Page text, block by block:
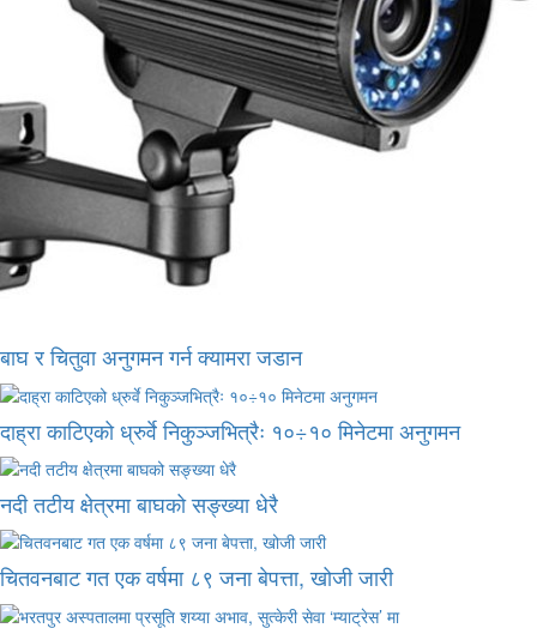
बाघ र चितुवा अनुगमन गर्न क्यामरा जडान
दाह्रा काटिएको ध्रुर्वे निकुञ्जभित्रैः १०÷१० मिनेटमा अनुगमन
नदी तटीय क्षेत्रमा बाघको सङ्ख्या धेरै
चितवनबाट गत एक वर्षमा ८९ जना बेपत्ता, खोजी जारी